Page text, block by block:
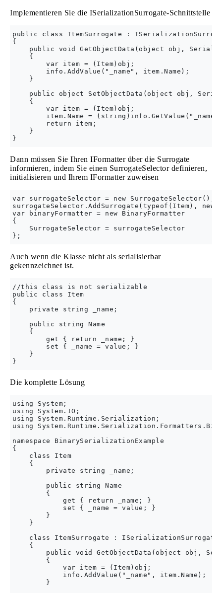
Implementieren Sie die ISerializationSurrogate-Schnittstelle
public class ItemSurrogate :
{
public void GetObjectData(object obj,
    {
        var item = (Item)obj;
        info.AddValue("_name", item.Name);
    }
public object SetObjectData(object obj,
    {
        var item = (Item)obj;
item.Name =
        return item;
    }
Dann müssen Sie Ihren IFormatter über die Surrogate
informieren, indem Sie einen SurrogateSelector definieren,
initialisieren und Ihrem IFormatter zuweisen
var surrogateSelector = new SurrogateSelector();
surrogateSelector.AddSurrogate(typeof(Item),
var binaryFormatter = new BinaryFormatter
{
    SurrogateSelector = surrogateSelector
Auch wenn die Klasse nicht als serialisierbar
gekennzeichnet ist.
//this class is not serializable
public class Item
{
    private string _name;
    public string Name
    {
        get { return _name; }
        set { _name = value; }
    }
Die komplette Lösung
using System;
using System.IO;
using System.Runtime.Serialization;
using
namespace BinarySerializationExample
{
    class Item
    {
        private string _name;
        public string Name
        {
            get { return _name; }
            set { _name = value; }
        }
    }
    class ItemSurrogate : ISerializationSurrogate
    {
public void GetObjectData(object obj,
        {
            var item = (Item)obj;
            info.AddValue("_name", item.Name);
        }